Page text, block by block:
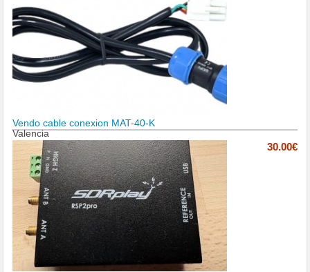
Vendo cable conexion MAT-40-K
Valencia
30.00€